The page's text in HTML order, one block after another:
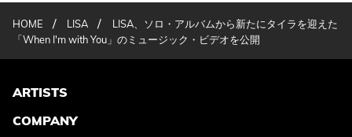
HOME / LISA /
LISA、ソロ・アルバムから新たにタイラを迎えた
「When I'm with You」のミュージック・ビデオを公開
ARTISTS
COMPANY